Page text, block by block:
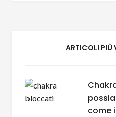
ARTICOLI PIÙ
come